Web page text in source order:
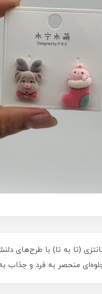
منحصر به فرد و جذاب